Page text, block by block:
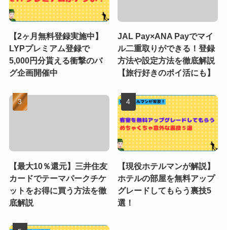
【2ヶ月無料登録実施中】
LYPプレミアム登録で
5,000円分貰える衝撃のバ
グ企画開催中
JAL Pay×ANA Payでマイ
ル二重取りができる！登録
方法や設定方法を徹底解説
【旅行好きのポイ活にも】
【最大10％還元】三井住友
カードでテーマパークチケ
ットをお得に買う方法を徹
底解説
【現役ホテルマンが解説】
ホテルの部屋を無料アップ
グレードしてもらう裏技5
選！